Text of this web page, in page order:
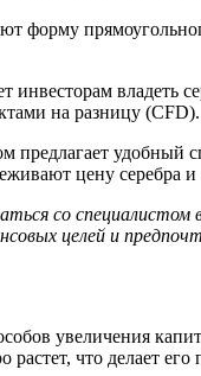
форму
инвесторам
на разницу (CFD).
предлагает удобный
цену серебра
со
целей и
увеличения
что делает